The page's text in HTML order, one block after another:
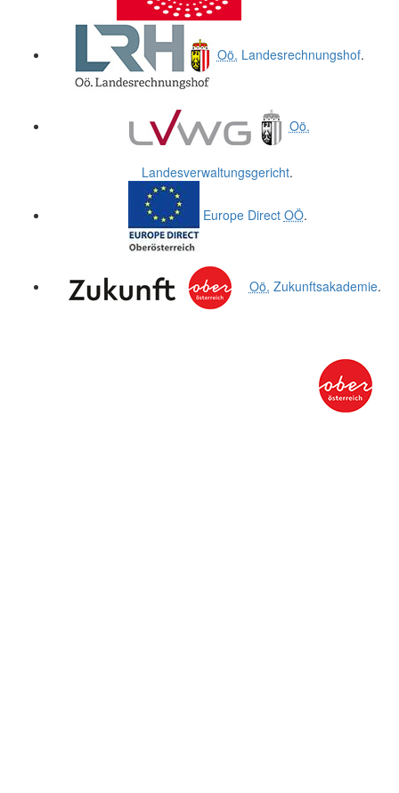
Oö. Landesrechnungshof.
Oö.
Landesverwaltungsgericht.
Europe Direct OÖ.
Oö. Zukunftsakademie.